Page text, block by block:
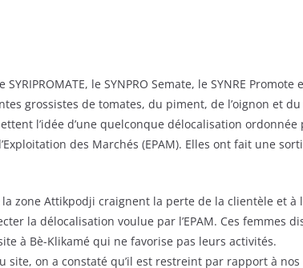
SYRIPROMATE, le SYNPRO Semate, le SYNRE Promote
grossistes de tomates, du piment, de l’oignon et
l’idée d’une quelconque délocalisation ordonnée
des Marchés (EPAM). Elles ont fait une
zone Attikpodji craignent la perte de la clientèle et à
la délocalisation voulue par l’EPAM. Ces femmes
à Bè-Klikamé qui ne favorise pas leurs activités.
site, on a constaté qu’il est restreint par rapport à nos